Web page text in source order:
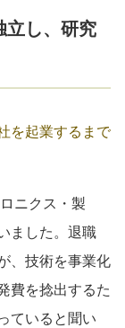
立し、研究
を起業するまで
ニクス・製
ました。退職
、技術を事業化
費を捻出するた
ていると聞い